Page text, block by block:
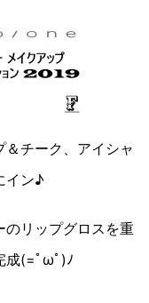
チーク、アイシャ
イン♪
のリップグロスを重
成(=ﾟωﾟ)ﾉ